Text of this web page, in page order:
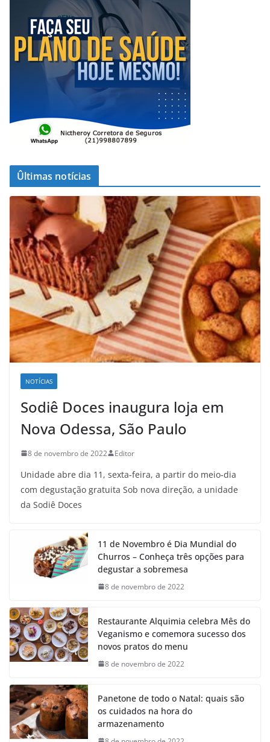
Ûltimas notícias
NOTÍCIAS
Sodiê Doces inaugura loja em
Nova Odessa, São Paulo
8 de novembro de 2022 Editor
Unidade abre dia 11, sexta-feira, a partir do meio-dia
com degustação gratuita Sob nova direção, a unidade
da Sodiê Doces
11 de Novembro é Dia Mundial do
Churros – Conheça três opções para
degustar a sobremesa
8 de novembro de 2022
Restaurante Alquimia celebra Mês do
Veganismo e comemora sucesso dos
novos pratos do menu
8 de novembro de 2022
Panetone de todo o Natal: quais são
os cuidados na hora do
armazenamento